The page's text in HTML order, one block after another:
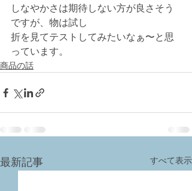
しなやかさは期待しない方が良さそう
ですが、物は試し
折を見てテストしてみたいなぁ〜と思
っています。
商品の話
最新記事 すべて表示